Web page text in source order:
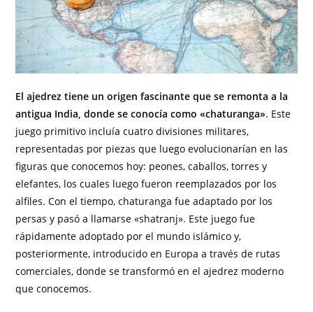
El ajedrez tiene un origen fascinante que se remonta a la
antigua India, donde se conocía como «chaturanga». Este
juego primitivo incluía cuatro divisiones militares,
representadas por piezas que luego evolucionarían en las
figuras que conocemos hoy: peones, caballos, torres y
elefantes, los cuales luego fueron reemplazados por los
alfiles. Con el tiempo, chaturanga fue adaptado por los
persas y pasó a llamarse «shatranj». Este juego fue
rápidamente adoptado por el mundo islámico y,
posteriormente, introducido en Europa a través de rutas
comerciales, donde se transformó en el ajedrez moderno
que conocemos.